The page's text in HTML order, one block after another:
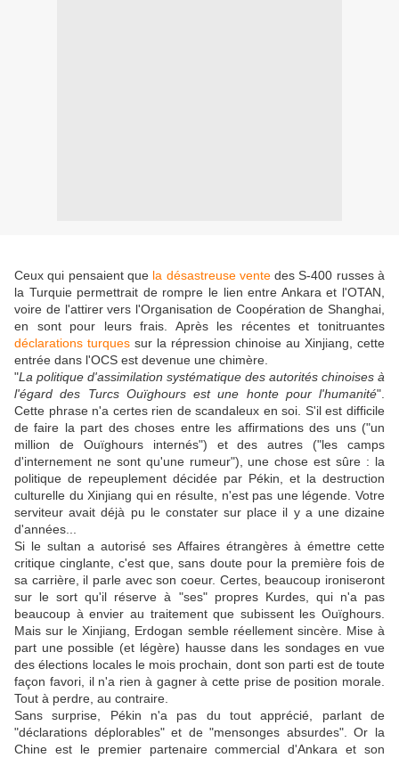
Ceux qui pensaient que la désastreuse ventedes S-400 russes à
la Turquie permettrait de rompre le lien entre Ankara et l'OTAN,
voire de l'attirer vers l'Organisation de Coopération de Shanghai,
en sont pour leurs frais. Après les récentes et tonitruantes
déclarations turques sur la répression chinoise au Xinjiang, cette
entrée dans l'OCS est devenue une chimère.
"La politique d'assimilation systématique des autorités chinoises à
l'égard des Turcs Ouïghours est une honte pour l'humanité".
Cette phrase n'a certes rien de scandaleux en soi. S'il est difficile
de faire la part des choses entre les affirmations des uns ("un
million de Ouïghours internés") et des autres ("les camps
d'internement ne sont qu'une rumeur"), une chose est sûre : la
politique de repeuplement décidée par Pékin, et la destruction
culturelle du Xinjiang qui en résulte, n'est pas une légende. Votre
serviteur avait déjà pu le constater sur place il y a une dizaine
d'années...
Si le sultan a autorisé ses Affaires étrangères à émettre cette
critique cinglante, c'est que, sans doute pour la première fois de
sa carrière, il parle avec son coeur. Certes, beaucoup ironiseront
sur le sort qu'il réserve à "ses" propres Kurdes, qui n'a pas
beaucoup à envier au traitement que subissent les Ouïghours.
Mais sur le Xinjiang, Erdogan semble réellement sincère. Mise à
part une possible (et légère) hausse dans les sondages en vue
des élections locales le mois prochain, dont son parti est de toute
façon favori, il n'a rien à gagner à cette prise de position morale.
Tout à perdre, au contraire.
Sans surprise, Pékin n'a pas du tout apprécié, parlant de
"déclarations déplorables" et de "mensonges absurdes". Or la
Chine est le premier partenaire commercial d'Ankara et son